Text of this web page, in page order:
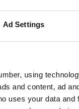
Ad Settings
using
and content, ad
uses your data and